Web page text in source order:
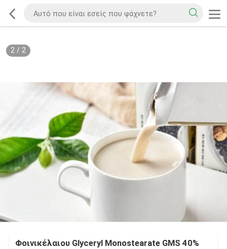
2/ 2
Φοινικέλαιου Glyceryl Monostearate GMS 40%